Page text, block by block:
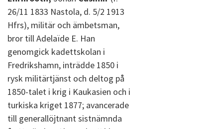
26/11 1833 Nastola, d. 5/2 1913
Hfrs), militär och ämbetsman,
bror till Adelaïde E. Han
genomgick kadettskolan i
Fredrikshamn, inträdde 1850 i
rysk militärtjänst och deltog på
1850-talet i krig i Kaukasien och i
turkiska kriget 1877; avancerade
till generallöjtnant sistnämnda